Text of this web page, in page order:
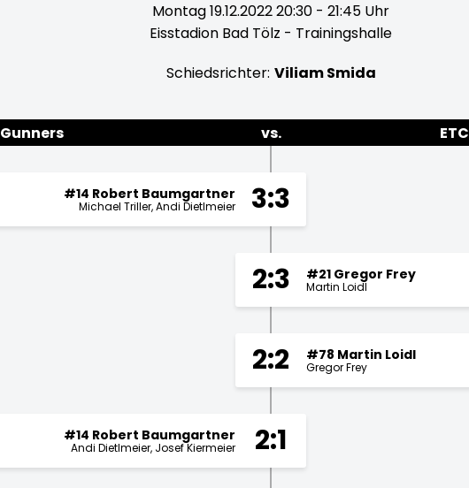
Montag 19.12.2022 20:30 - 21:45 Uhr
Eisstadion Bad Tölz - Trainingshalle
Schiedsrichter: Viliam Smida
Gunners vs.
3:3
#14 Robert Baumgartner
Michael Triller Andi Dietlmeier
2:3 #21 Gregor Frey
Martin Loidl
2:2 #78 Martin Loidl
Gregor Frey
2:1
#14 Robert Baumgartner
Andi Dietlmeier Josef Kiermeier